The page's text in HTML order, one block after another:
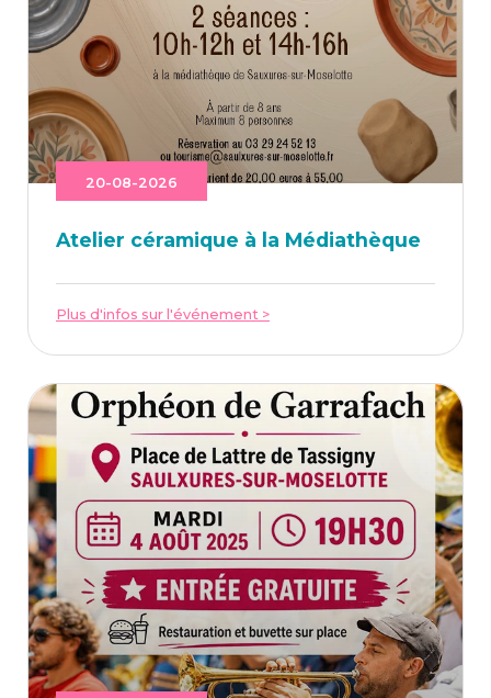
20-08-2026
Ate­lier céra­mique à la Médiathèque
Plus d'infos sur l'événement >